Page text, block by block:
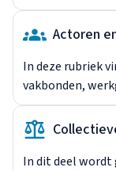
arbeidsmarkt en
overzicht van de
waaronder
veranderingen
Actoren
In deze rubriek
vakbonden,
instellingen die
beheer van de
op de
de
In dit deel wordt